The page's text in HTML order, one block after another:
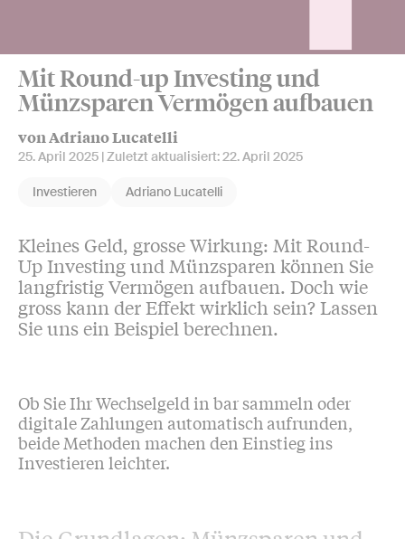
Mit Round-up Investing und
Münzsparen Vermögen aufbauen
von Adriano Lucatelli
25. April 2025 | Zuletzt aktualisiert:22. April 2025
Investieren Adriano Lucatelli
Kleines Geld, grosse Wirkung: Mit Round-
Up Investing und Münzsparen können Sie
langfristig Vermögen aufbauen. Doch wie
gross kann der Effekt wirklich sein? Lassen
Sie uns ein Beispiel berechnen.
Ob Sie Ihr Wechselgeld in bar sammeln oder
digitale Zahlungen automatisch aufrunden,
beide Methoden machen den Einstieg ins
Investieren leichter.